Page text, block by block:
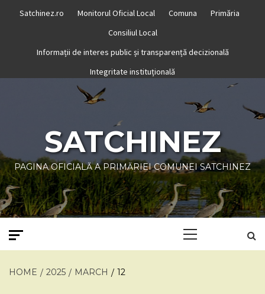
Satchinez.ro Monitorul Oficial Local Comuna
Primăria
Consiliul Local
Informații de interes public și transparență decizională
Integritate instituțională
SATCHINEZ
PAGINA OFICIALĂ A PRIMĂRIEI COMUNEI SATCHINEZ
HOME 2025 MARCH 12